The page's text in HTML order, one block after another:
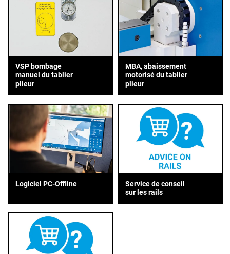
VSP bombage
manuel du tablier
plieur
MBA, abaissement
motorisé du tablier
plieur
Logiciel PC-Offline
Service de conseil
sur les rails